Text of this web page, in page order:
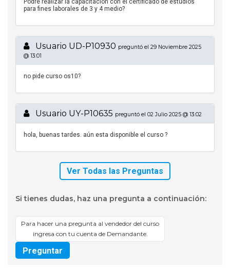
Podré realizar la capacitación con el certificado de estudios
para fines laborales de 3 y 4 medio?
Usuario UD-P10930 preguntó el 29 Noviembre 2025
@ 13:01
no pide curso os10?
Usuario UY-P10635 preguntó el 02 Julio 2025 @ 13:02
hola, buenas tardes. aún esta disponible el curso ?
Ver Todas las Preguntas
Si tienes dudas, haz una pregunta a continuación:
Para hacer una pregunta al vendedor del curso
ingresa con tu cuenta de Demandante.
Preguntar